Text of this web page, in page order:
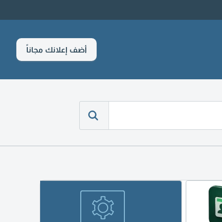
أضف إعلانك مجاناً